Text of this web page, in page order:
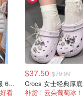
Wunder Puff 羽绒服 600蓬松度
看
$37.50 $79.99
补货！云朵葡萄冰！